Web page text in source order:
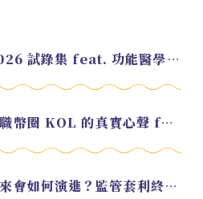
EP.220 好久不見！2026 試錄集 feat. 功能醫學營養師 美寶
EP.219 從銀行高管轉職幣圈 KOL 的真實心聲 feat.龜大
EP.217 美元穩定幣未來會如何演進？監管套利終將收斂？feat. 研究員 余哲安